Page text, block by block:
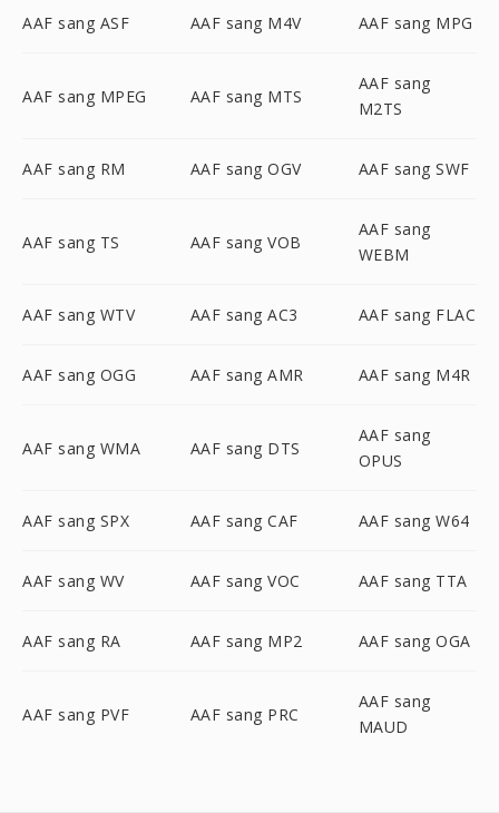
AAF sang ASF AAF sang M4V AAF sang MPG
AAF sang MPEG AAF sang MTS
AAF sang
M2TS
AAF sang RM AAF sang OGV AAF sang SWF
AAF sang TS AAF sang VOB
AAF sang
WEBM
AAF sang WTV AAF sang AC3 AAF sang FLAC
AAF sang OGG AAF sang AMR AAF sang M4R
AAF sang WMA AAF sang DTS
AAF sang
OPUS
AAF sang SPX AAF sang CAF AAF sang W64
AAF sang WV AAF sang VOC AAF sang TTA
AAF sang RA AAF sang MP2 AAF sang OGA
AAF sang PVF AAF sang PRC
AAF sang
MAUD